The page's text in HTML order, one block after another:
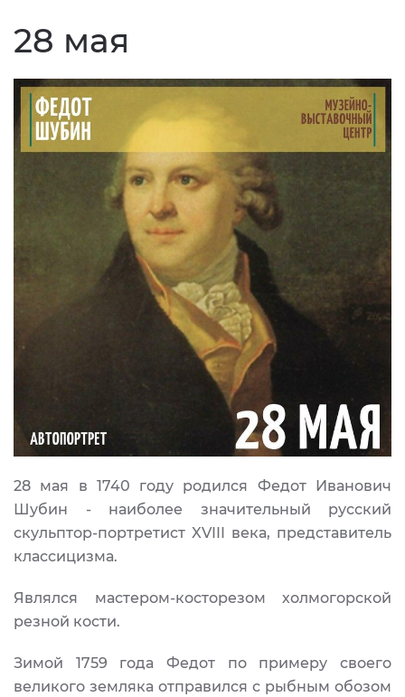
28 мая
28 мая в 1740 году родился Федот Иванович
Шубин - наиболее значительный русский
скульптор-портретист XVIII века, представитель
классицизма.
Являлся мастером-косторезом холмогорской
резной кости.
Зимой 1759 года Федот по примеру своего
великого земляка отправился с рыбным обозом